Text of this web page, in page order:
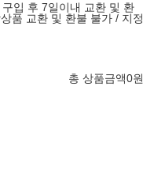
입 후 7일이내 교환 및 환
품 교환 및 환불 불가 / 지정
총 상품금액0원